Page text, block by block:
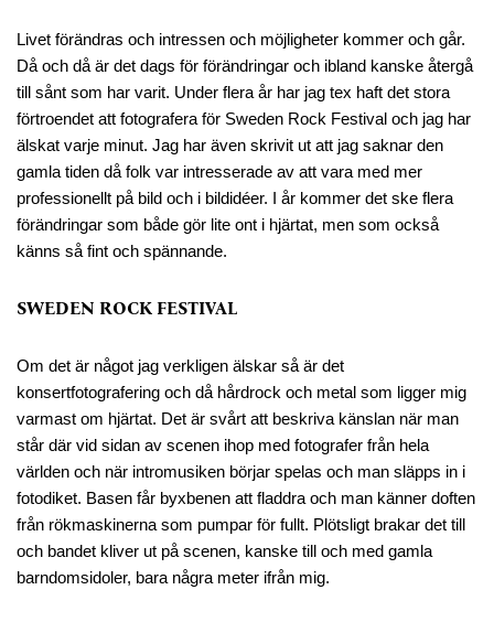
Livet förändras och intressen och möjligheter kommer och går.
Då och då är det dags för förändringar och ibland kanske återgå
till sånt som har varit. Under flera år har jag tex haft det stora
förtroendet att fotografera för Sweden Rock Festival och jag har
älskat varje minut. Jag har även skrivit ut att jag saknar den
gamla tiden då folk var intresserade av att vara med mer
professionellt på bild och i bildidéer. I år kommer det ske flera
förändringar som både gör lite ont i hjärtat, men som också
känns så fint och spännande.
SWEDEN ROCK FESTIVAL
Om det är något jag verkligen älskar så är det
konsertfotografering och då hårdrock och metal som ligger mig
varmast om hjärtat. Det är svårt att beskriva känslan när man
står där vid sidan av scenen ihop med fotografer från hela
världen och när intromusiken börjar spelas och man släpps in i
fotodiket. Basen får byxbenen att fladdra och man känner doften
från rökmaskinerna som pumpar för fullt. Plötsligt brakar det till
och bandet kliver ut på scenen, kanske till och med gamla
barndomsidoler, bara några meter ifrån mig.